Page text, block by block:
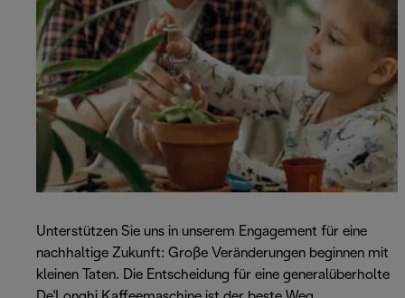
Unterstützen Sie uns in unserem Engagement für eine
nachhaltige Zukunft: Große Veränderungen beginnen mit
kleinen Taten. Die Entscheidung für eine generalüberholte